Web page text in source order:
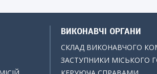
ВИКОНАВЧІ ОРГАНИ
СКЛАД ВИКОНАВЧОГО
ЗАСТУПНИКИ МІСЬКОГО